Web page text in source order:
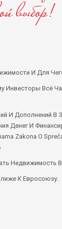
И Для
Инвесторы Всё
И Дополнений В
Денег И
Zakona O
Недвижимость
К Евросоюзу.